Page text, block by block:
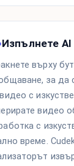
Изпълнете
върху
за да
с
видео
с
време.